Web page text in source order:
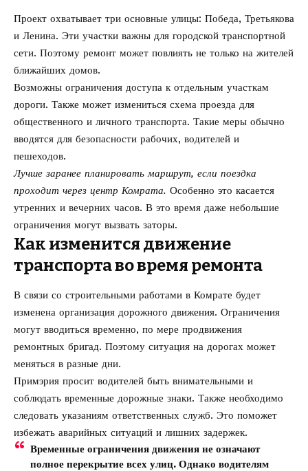
Проект охватывает три основные улицы: Победа, Третьякова
и Ленина. Эти участки важны для городской транспортной
сети. Поэтому ремонт может повлиять не только на жителей
ближайших домов.
Возможны ограничения доступа к отдельным участкам
дороги. Также может измениться схема проезда для
общественного и личного транспорта. Такие меры обычно
вводятся для безопасности рабочих, водителей и
пешеходов.
Лучше заранее планировать маршрут, если поездка
проходит через центр Комрата. Особенно это касается
утренних и вечерних часов. В это время даже небольшие
ограничения могут вызвать заторы.
Как изменится движение
транспорта во время ремонта
В связи со строительными работами в Комрате будет
изменена организация дорожного движения. Ограничения
могут вводиться временно, по мере продвижения
ремонтных бригад. Поэтому ситуация на дорогах может
меняться в разные дни.
Примэрия просит водителей быть внимательными и
соблюдать временные дорожные знаки. Также необходимо
следовать указаниям ответственных служб. Это поможет
избежать аварийных ситуаций и лишних задержек.
Временные ограничения движения не означают
полное перекрытие всех улиц. Однако водителям